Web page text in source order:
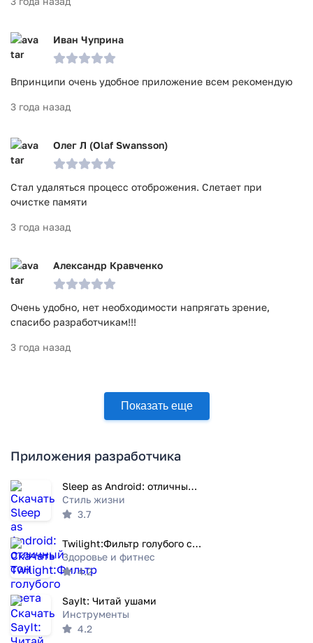
Иван Чуприна
Впринципи очень удобное приложение всем рекомендую
3 года назад
Олег Л (Olaf Swansson)
Стал удаляться процесс отоброжения. Слетает при
очистке памяти
3 года назад
Александр Кравченко
Очень удобно, нет необходимости напрягать зрение,
спасибо разработчикам!!!
3 года назад
Показать еще
Приложения разработчика
Sleep as Android: отличный сон
Стиль жизни
3.7
Twilight:Фильтр голубого света
Здоровье и фитнес
4.2
SayIt: Читай ушами
Инструменты
4.2